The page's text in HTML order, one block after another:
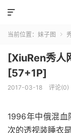

当前位置： 妹子图 
[XiuRen秀
[57+1P]
2017-03-18 评论(0)
1996年中俄混
次的透视装睡衣